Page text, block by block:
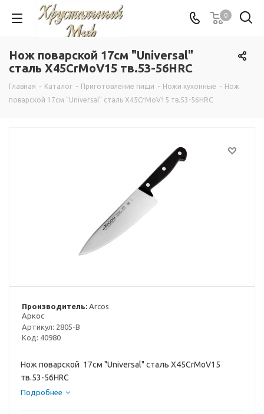
0
Нож поварской 17см "Universal"
сталь X45CrMoV15 тв.53-56HRC
Главная - Каталог - Приготовление пищи - Ножи кухонные - Нож
поварской 17см "Universal" сталь X45CrMoV15 тв.53-56HRC
Производитель: Arcos
Аркос
Артикул: 2805-B
Код: 40980
Нож поварской 17см "Universal" сталь X45CrMoV15
тв.53-56HRC
Подробнее